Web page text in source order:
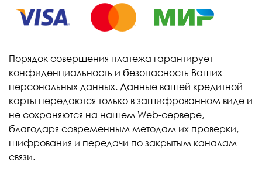
Порядок совершения платежа гарантирует
конфиденциальность и безопасность Ваших
персональных данных. Данные вашей кредитной
карты передаются только в зашифрованном виде и
не сохраняются на нашем Web-сервере,
благодаря современным методам их проверки,
шифрования и передачи по закрытым каналам
связи.